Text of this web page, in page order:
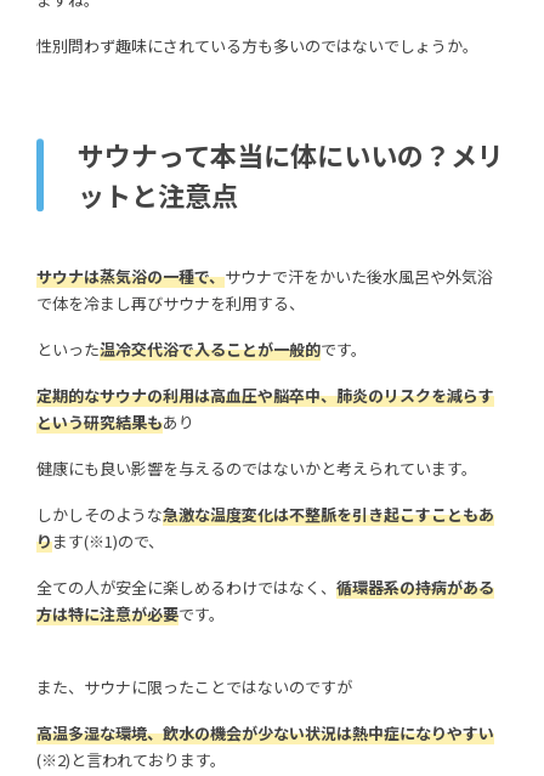
性別問わず趣味にされている方も多いのではないでしょうか。
サウナって本当に体にいいの？メリ
ットと注意点
サウナは蒸気浴の一種で、サウナで汗をかいた後水風呂や外気浴
で体を冷まし再びサウナを利用する、
といった温冷交代浴で入ることが一般的です。
定期的なサウナの利用は高血圧や脳卒中、肺炎のリスクを減らす
という研究結果もあり
健康にも良い影響を与えるのではないかと考えられています。
しかしそのような急激な温度変化は不整脈を引き起こすこともあ
ります(※1)ので、
全ての人が安全に楽しめるわけではなく、 循環器系の持病がある
方は特に注意が必要です。
また、サウナに限ったことではないのですが
高温多湿な環境、飲水の機会が少ない状況は熱中症になりやすい
(※2)と言われております。